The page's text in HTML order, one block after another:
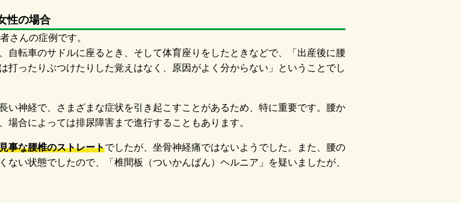
性の場合
さんの症例です。
自転車のサドルに座るとき、そして体育座りをしたときなどで、「出産後に腰
打ったりぶつけたりした覚えはなく、原因がよく分からない」ということでし
い神経で、さまざまな症状を引き起こすことがあるため、特に重要です。腰か
合によっては排尿障害まで進行することもあります。
事な腰椎のストレートでしたが、坐骨神経痛ではないようでした。また、腰の
い状態でしたので、「椎間板（ついかんばん）ヘルニア」を疑いましたが、